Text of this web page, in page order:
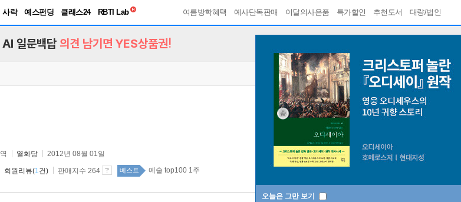
사락 예스펀딩 클래스24
독서유형검사
여름방학혜택 예사단독판매 이달의사은품 특가할인 추천도서 대량/법인
오늘은 그만 보기
AI 일문백답 의견 남기면 YES상품권!
역 열화당 2012년 08월 01일
회원리뷰(1건) 판매지수 264 베스트 예술 top100 1주